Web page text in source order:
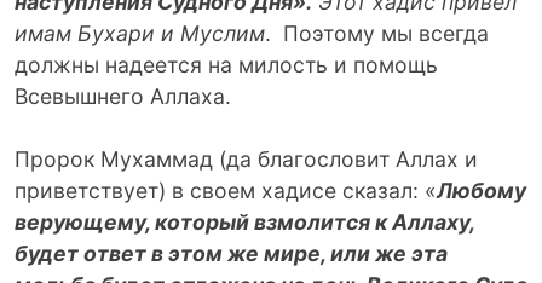
имам Бухари и Муслим. Поэтому мы всегда
должны надеется на милость и помощь
Всевышнего Аллаха.
Пророк Мухаммад (да благословит Аллах и
приветствует) в своем хадисе сказал: «Любому
верующему, который взмолится к Аллаху,
будет ответ в этом же мире, или же эта